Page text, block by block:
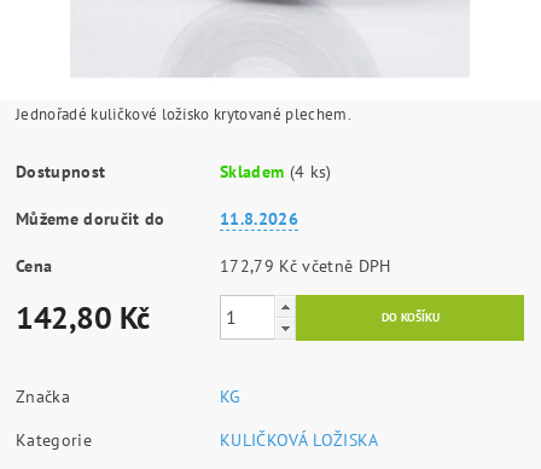
Jednořadé kuličkové ložisko krytované plechem.
Dostupnost Skladem (4 ks)
Můžeme doručit do 11.8.2026
Cena 172,79 Kč včetně DPH
142,80 Kč
Značka
KG
Kategorie
KULIČKOVÁ LOŽISKA